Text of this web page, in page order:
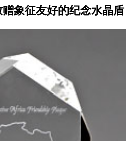
象征友好的纪念水晶盾